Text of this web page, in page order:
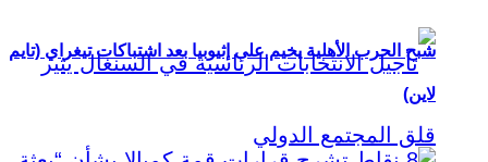
شبح الحرب الأهلية يخيم على إثيوبيا بعد اشتباكات تيغراي (تايم
لاين)